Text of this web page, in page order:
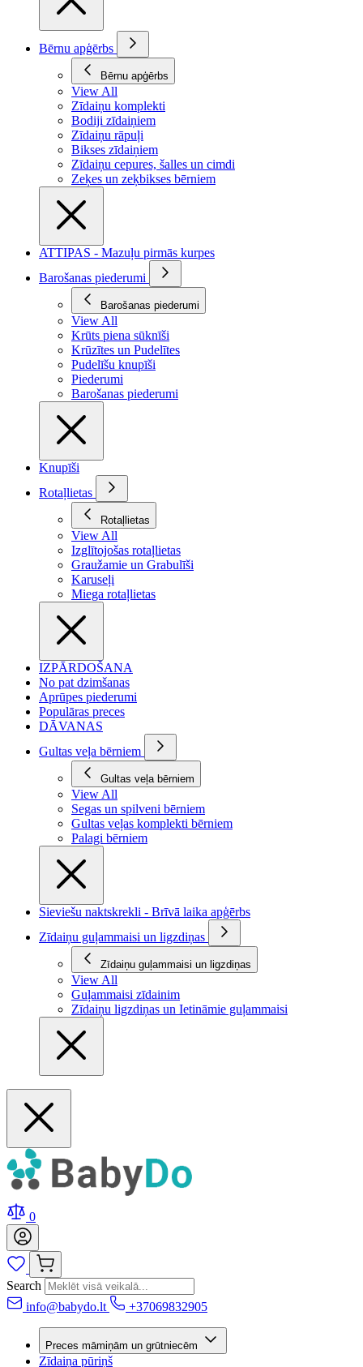
Bērnu apģērbs
Bērnu apģērbs
View All
Zīdaiņu komplekti
Bodiji zīdaiņiem
Zīdaiņu rāpuļi
Bikses zīdaiņiem
Zīdaiņu cepures, šalles un cimdi
Zeķes un zeķbikses bērniem
ATTIPAS - Mazuļu pirmās kurpes
Barošanas piederumi
Barošanas piederumi
View All
Krūts piena sūknīši
Krūzītes un Pudelītes
Pudelīšu knupīši
Piederumi
Barošanas piederumi
Knupīši
Rotaļlietas
Rotaļlietas
View All
Izglītojošas rotaļlietas
Graužamie un Grabulīši
Karuseļi
Miega rotaļlietas
IZPĀRDOŠANA
No pat dzimšanas
Aprūpes piederumi
Populāras preces
DĀVANAS
Gultas veļa bērniem
Gultas veļa bērniem
View All
Segas un spilveni bērniem
Gultas veļas komplekti bērniem
Palagi bērniem
Sieviešu naktskrekli - Brīvā laika apģērbs
Zīdaiņu guļammaisi un ligzdiņas
Zīdaiņu guļammaisi un ligzdiņas
View All
Guļammaisi zīdainim
Zīdaiņu ligzdiņas un Ietināmie guļammaisi
0
Search
info@babydo.lt
+37069832905
Preces māmiņām un grūtniecēm
Zīdaiņa pūriņš